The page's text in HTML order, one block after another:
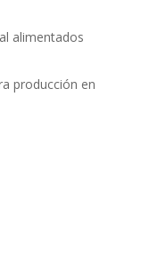
alimentados
producción en